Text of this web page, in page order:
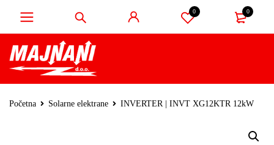
0 0
Početna Solarne elektrane INVERTER | INVT XG12KTR 12kW